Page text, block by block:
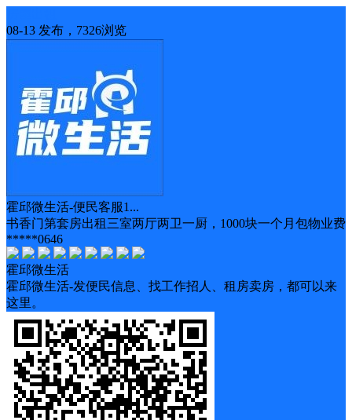
08-13 发布，7326浏览
霍邱微生活-便民客服1...
书香门第套房出租三室两厅两卫一厨，1000块一个月包物业费
*****0646
霍邱微生活
霍邱微生活-发便民信息、找工作招人、租房卖房，都可以来
这里。